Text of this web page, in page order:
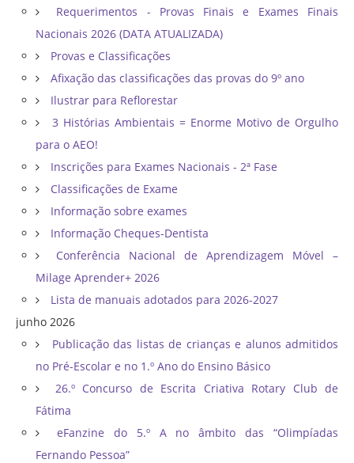
Requerimentos - Provas Finais e Exames Finais
Nacionais 2026 (DATA ATUALIZADA)
Provas e Classificações
Afixação das classificações das provas do 9º ano
Ilustrar para Reflorestar
3 Histórias Ambientais = Enorme Motivo de Orgulho
para o AEO!
Inscrições para Exames Nacionais - 2ª Fase
Classificações de Exame
Informação sobre exames
Informação Cheques-Dentista
Conferência Nacional de Aprendizagem Móvel –
Milage Aprender+ 2026
Lista de manuais adotados para 2026-2027
junho 2026
Publicação das listas de crianças e alunos admitidos
no Pré-Escolar e no 1.º Ano do Ensino Básico
26.º Concurso de Escrita Criativa Rotary Club de
Fátima
eFanzine do 5.º A no âmbito das “Olimpíadas
Fernando Pessoa”